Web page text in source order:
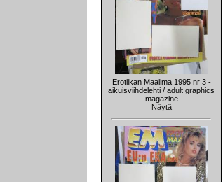
Erotiikan Maailma 1995 nr 3 -
aikuisviihdelehti / adult graphics
magazine
Näytä